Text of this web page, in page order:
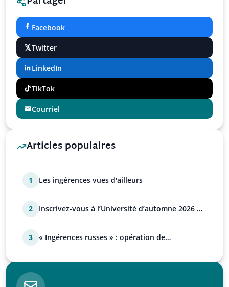
Facebook
Twitter
LinkedIn
TikTok
Courriel
Articles populaires
1 Les ingérences vues d'ailleurs
2
Inscrivez-vous à l’Université d’automne 2026 de
3
« Ingérences russes » : opération de